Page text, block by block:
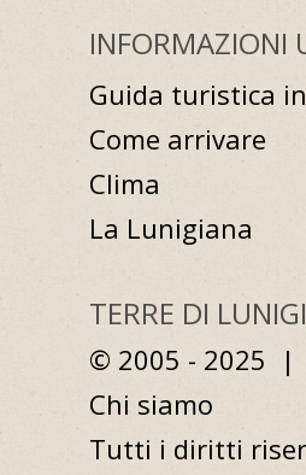
INFORMAZIONI
Guida turistica in
Come arrivare
Clima
La Lunigiana
TERRE DI
© 2005 - 2025 |
Chi siamo
Tutti i diritti